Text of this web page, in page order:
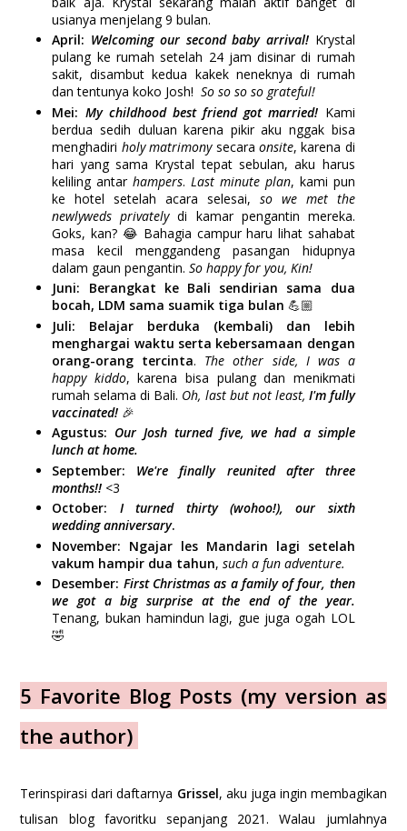
usianya menjelang 9 bulan.
April: Welcoming our second baby arrival! Krystal
pulang ke rumah setelah 24 jam disinar di rumah
sakit, disambut kedua kakek neneknya di rumah
dan tentunya koko Josh!So so so so grateful!
Mei: My childhood best friend got married! Kami
berdua sedih duluan karena pikir aku nggak bisa
menghadiri holy matrimonysecara onsite, karena di
hari yang sama Krystal tepat sebulan, aku harus
keliling antarhampers. Last minute plan, kami pun
ke hotel setelah acara selesai, so we met the
newlyweds privatelydi kamar pengantin mereka.
Goks, kan? 😂 Bahagia campur haru lihat sahabat
masa kecil menggandeng pasangan hidupnya
dalam gaun pengantin.So happy for you, Kin!
Juni: Berangkat ke Bali sendirian sama dua
bocah, LDM sama suamik tiga bulan 💪🏼
Juli: Belajar berduka (kembali) dan lebih
menghargai waktu serta kebersamaan dengan
orang-orang tercinta. The other side, I was a
happy kiddo, karena bisa pulang dan menikmati
rumah selama di Bali. Oh, last but not least, I'm fully
vaccinated! 🎉
Agustus: Our Josh turned five, we had a simple
lunch at home.
September: We're finally reunited after three
months!! <3
October: I turned thirty (wohoo!), our sixth
wedding anniversary.
November: Ngajar les Mandarin lagi setelah
vakum hampir dua tahun,such a fun adventure.
Desember: First Christmas as a family of four, then
we got a big surprise at the end of the year.
Tenang, bukan hamindun lagi, gue juga ogah LOL
🤣
5 Favorite Blog Posts (my version as
the author)
Terinspirasi dari daftarnya Grissel, aku juga ingin membagikan
tulisan blog favoritku sepanjang 2021. Walau jumlahnya